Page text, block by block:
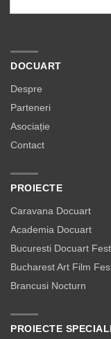
DOCUART
Despre
Parteneri
Asociație
Contact
PROIECTE
Caravana Docuart
Academia Docuart
Bucuresti Docuart Fest
Bucharest Art Film
Brancusi Nocturn
PROIECTE